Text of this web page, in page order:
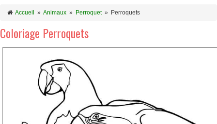
Accueil » Animaux » Perroquet» Perroquets
Coloriage Perroquets